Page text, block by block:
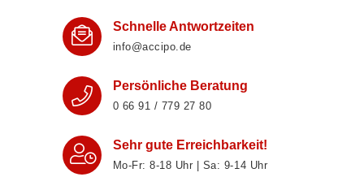
Schnelle Antwortzeiten
info@accipo.de
Persönliche Beratung
0 66 91 / 779 27 80
Sehr gute Erreichbarkeit!
Mo-Fr: 8‑18 Uhr | Sa: 9‑14 Uhr